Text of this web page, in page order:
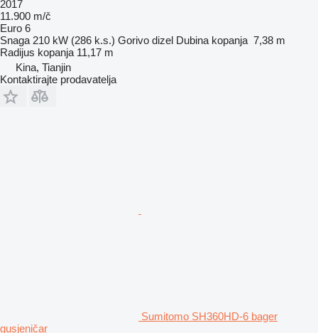
2017
11.900 m/č
Euro 6
Snaga 210 kW (286 k.s.) Gorivo dizel Dubina kopanja 7,38 m
Radijus kopanja 11,17 m
Kina, Tianjin
Kontaktirajte prodavatelja
Sumitomo SH360HD-6 bager
gusjeničar